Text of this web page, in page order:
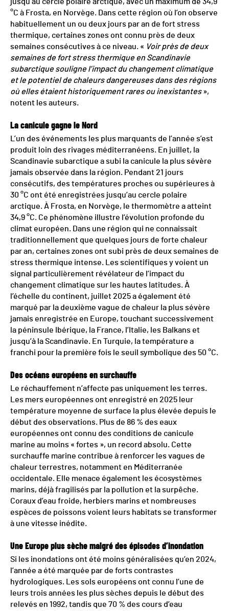
°C à Frosta, en Norvège. Dans cette région où l’on observe
habituellement un ou deux jours par an de fort stress
thermique, certaines zones ont connu près de deux
semaines consécutives à ce niveau. « Voir près de deux
semaines de fort stress thermique en Scandinavie
subarctique souligne l’impact du changement climatique
et le potentiel de chaleurs dangereuses dans des régions
où elles étaient historiquement rares ou inexistantes»,
notent les auteurs.
La canicule gagne le Nord
L’un des événements les plus marquants de l’année s’est
produit loin des rivages méditerranéens. En juillet, la
Scandinavie subarctique a subi la canicule la plus sévère
jamais observée dans la région. Pendant 21 jours
consécutifs, des températures proches ou supérieures à
30 °C ont été enregistrées jusqu’au cercle polaire
arctique. À Frosta, en Norvège, le thermomètre a atteint
34,9 °C. Ce phénomène illustre l’évolution profonde du
climat européen. Dans une région qui ne connaissait
traditionnellement que quelques jours de forte chaleur
par an, certaines zones ont subi près de deux semaines de
stress thermique intense. Les scientifiques y voient un
signal particulièrement révélateur de l’impact du
changement climatique sur les hautes latitudes. À
l’échelle du continent, juillet 2025 a également été
marqué par la deuxième vague de chaleur la plus sévère
jamais enregistrée en Europe, touchant successivement
la péninsule Ibérique, la France, l’Italie, les Balkans et
jusqu’à la Scandinavie. En Turquie, la température a
franchi pour la première fois le seuil symbolique des 50 °C.
Des océans européens en surchauffe
Le réchauffement n’affecte pas uniquement les terres.
Les mers européennes ont enregistré en 2025 leur
température moyenne de surface la plus élevée depuis le
début des observations. Plus de 86 % des eaux
européennes ont connu des conditions de canicule
marine au moins « fortes », un record absolu. Cette
surchauffe marine contribue à renforcer les vagues de
chaleur terrestres, notamment en Méditerranée
occidentale. Elle menace également les écosystèmes
marins, déjà fragilisés par la pollution et la surpêche.
Coraux d’eau froide, herbiers marins et nombreuses
espèces de poissons voient leurs habitats se transformer
à une vitesse inédite.
Une Europe plus sèche malgré des épisodes d’inondation
Si les inondations ont été moins généralisées qu’en 2024,
l’année a été marquée par de forts contrastes
hydrologiques. Les sols européens ont connu l’une de
leurs trois années les plus sèches depuis le début des
relevés en 1992, tandis que 70 % des cours d’eau